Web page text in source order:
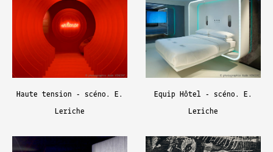
Haute tension - scéno. E.
Leriche
Equip Hôtel - scéno. E.
Leriche